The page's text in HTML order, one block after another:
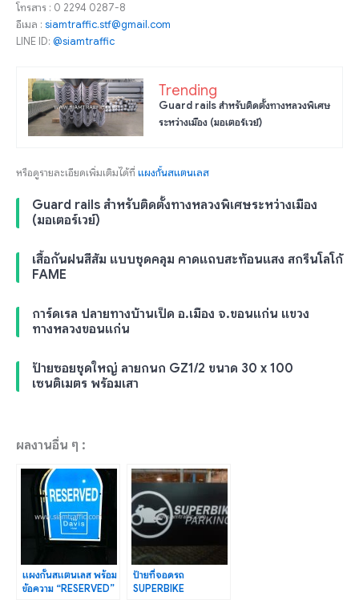
โทรสาร : 0 2294 0287-8
อีเมล : siamtraffic.stf@gmail.com
LINE ID: @siamtraffic
Trending
Guard rails สำหรับติดตั้งทางหลวงพิเศษ
ระหว่างเมือง (มอเตอร์เวย์)
หรือดูรายละเอียดเพิ่มเติมได้ที่ แผงกั้นสแตนเลส
Guard rails สำหรับติดตั้งทางหลวงพิเศษระหว่างเมือง
(มอเตอร์เวย์)
เสื้อกันฝนสีส้ม แบบชุดคลุม คาดแถบสะท้อนแสง สกรีนโลโก้
FAME
การ์ดเรล ปลายทางบ้านเป็ด อ.เมือง จ.ขอนแก่น แขวง
ทางหลวงขอนแก่น
ป้ายซอยชุดใหญ่ ลายกนก GZ1/2 ขนาด 30 x 100
เซนติเมตร พร้อมเสา
ผลงานอื่น ๆ :
แผงกั้นสแตนเลส พร้อม
ข้อความ “RESERVED”
ป้ายที่จอดรถ
SUPERBIKE